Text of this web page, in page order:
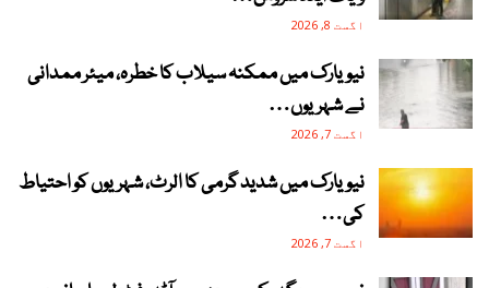
اگست 8, 2026
نیویارک میں ممکنہ سیلاب کا خطرہ، میئر ممدانی
نے شہریوں…
اگست 7, 2026
نیویارک میں شدید گرمی کا الرٹ، شہریوں کو احتیاط
کی…
اگست 7, 2026